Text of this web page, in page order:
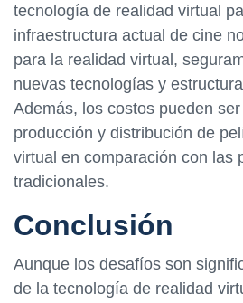
tecnología de realidad virtual
infraestructura actual de cine
para la realidad virtual,
nuevas tecnologías y
Además, los costos pueden
producción y distribución de
virtual en comparación con las
tradicionales.
Conclusión
Aunque los desafíos son
de la tecnología de realidad